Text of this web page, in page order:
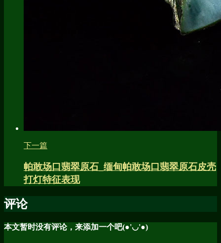
下一篇
帕敢场口翡翠原石_缅甸帕敢场口翡翠原石皮壳
打灯特征表现
评论
本文暂时没有评论，来添加一个吧(●'◡'●)